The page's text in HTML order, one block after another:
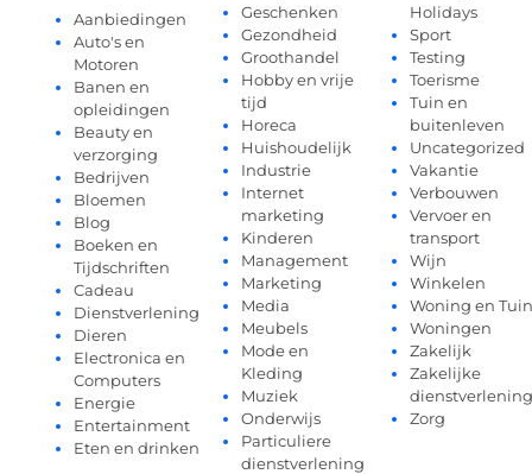
Aanbiedingen
Auto's en
Motoren
Banen en
opleidingen
Beauty en
verzorging
Bedrijven
Bloemen
Blog
Boeken en
Tijdschriften
Cadeau
Dienstverlening
Dieren
Electronica en
Computers
Energie
Entertainment
Eten en drinken
Geschenken
Gezondheid
Groothandel
Hobby en vrije
tijd
Horeca
Huishoudelijk
Industrie
Internet
marketing
Kinderen
Management
Marketing
Media
Meubels
Mode en
Kleding
Muziek
Onderwijs
Particuliere
dienstverlening
Holidays
Sport
Testing
Toerisme
Tuin en
buitenleven
Uncategorized
Vakantie
Verbouwen
Vervoer en
transport
Wijn
Winkelen
Woning en Tuin
Woningen
Zakelijk
Zakelijke
dienstverlening
Zorg